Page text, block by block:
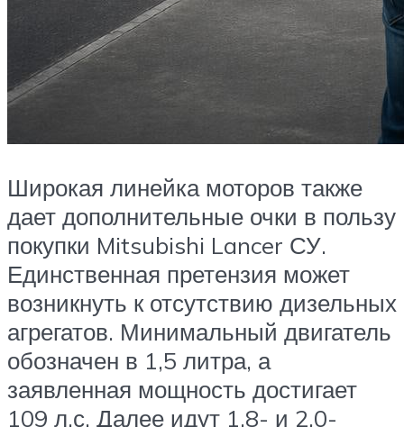
Широкая линейка моторов также
дает дополнительные очки в пользу
покупки Mitsubishi Lancer СУ.
Единственная претензия может
возникнуть к отсутствию дизельных
агрегатов. Минимальный двигатель
обозначен в 1,5 литра, а
заявленная мощность достигает
109 л.с. Далее идут 1,8- и 2,0-